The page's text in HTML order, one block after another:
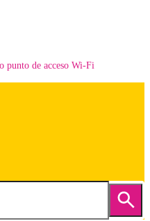
punto de acceso Wi-Fi